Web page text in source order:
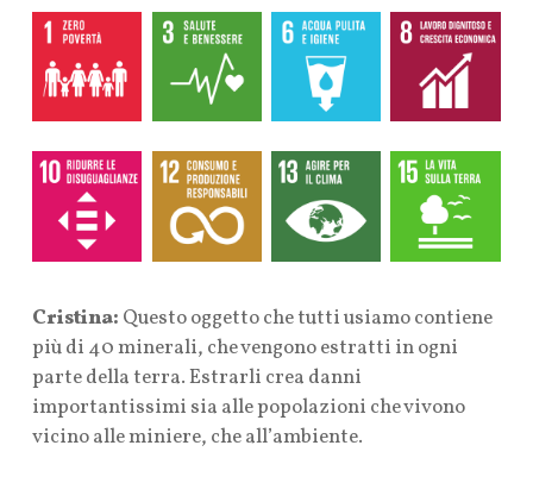
Cristina: Questo oggetto che tutti usiamo contiene
più di 40 minerali, che vengono estratti in ogni
parte della terra. Estrarli crea danni
importantissimi sia alle popolazioni che vivono
vicino alle miniere, che all’ambiente.